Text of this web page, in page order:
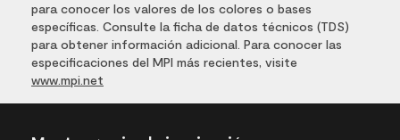
para conocer los valores de los colores o bases
específicas. Consulte la ficha de datos técnicos (TDS)
para obtener información adicional. Para conocer las
especificaciones del MPI más recientes, visite
www.mpi.net